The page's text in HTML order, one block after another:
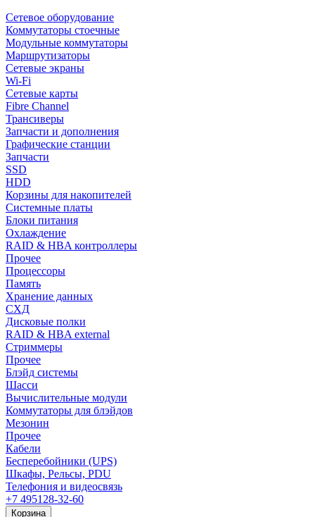
Сетевое оборудование
Коммутаторы стоечные
Модульные коммутаторы
Маршрутизаторы
Сетевые экраны
Wi-Fi
Сетевые карты
Fibre Channel
Трансиверы
Запчасти и дополнения
Графические станции
Запчасти
SSD
HDD
Корзины для накопителей
Системные платы
Блоки питания
Охлаждение
RAID & HBA контроллеры
Прочее
Процессоры
Память
Хранение данных
СХД
Дисковые полки
RAID & HBA external
Стриммеры
Прочее
Блэйд системы
Шасси
Вычислительные модули
Коммутаторы для блэйдов
Мезонин
Прочее
Кабели
Бесперебойники (UPS)
Шкафы, Рельсы, PDU
Телефония и видеосвязь
+7 495128-32-60
Корзина